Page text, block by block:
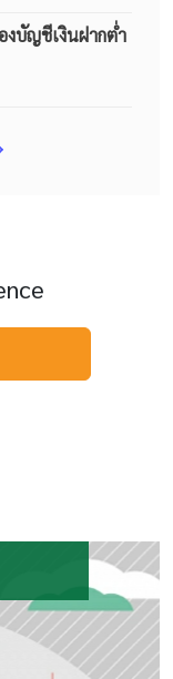
งบัญชีเงินฝากต่ำ